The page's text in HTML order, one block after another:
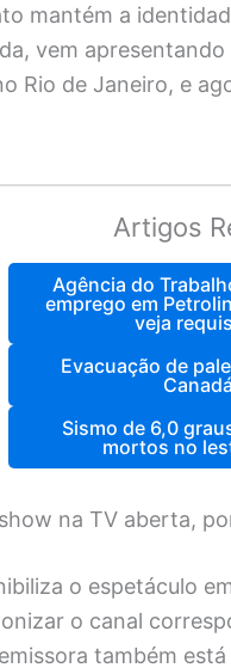
mantém a
vem
Rio de Janeiro, e
Artigos
Agência do
emprego em
veja
Evacuação de
Sismo de 6,0
mortos no
na TV aberta,
o espetáculo
o canal
também